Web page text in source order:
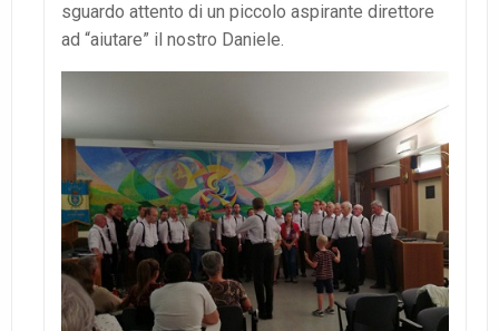
sguardo attento di un piccolo aspirante direttore
ad “aiutare” il nostro Daniele.